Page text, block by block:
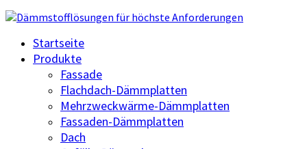
Startseite
Produkte
Fassade
Flachdach-Dämmplatten
Mehrzweckwärme-Dämmplatten
Fassaden-Dämmplatten
Dach